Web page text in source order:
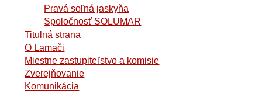
Pravá soľná jaskyňa
Spoločnosť SOLUMAR
Titulná strana
O Lamači
Miestne zastupiteľstvo a komisie
Zverejňovanie
Komunikácia